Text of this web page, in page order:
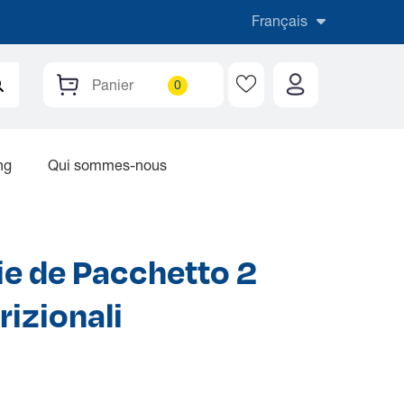
Français
Panier
Qui sommes-nous
de Pacchetto 2